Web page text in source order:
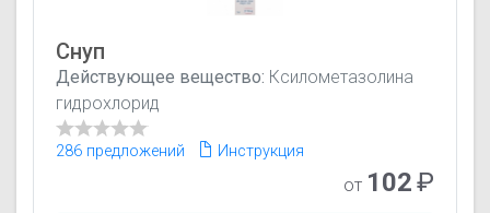
Снуп
Действующее вещество: Ксилометазолина
гидрохлорид
286 предложений Инструкция
от 102₽